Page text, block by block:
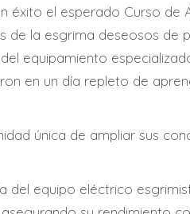
éxito el esperado Curso de
de la esgrima deseosos de
equipamiento
en un día repleto de
única de ampliar sus
del equipo eléctrico